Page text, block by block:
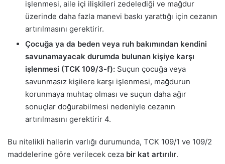
işlenmesi, aile içi ilişkileri zedelediği ve mağdur
üzerinde daha fazla manevi baskı yarattığı için cezanın
artırılmasını gerektirir.
Çocuğa ya da beden veya ruh bakımından kendini
savunamayacak durumda bulunan kişiye karşı
işlenmesi (TCK 109/3-f): Suçun çocuğa veya
savunmasız kişilere karşı işlenmesi, mağdurun
korunmaya muhtaç olması ve suçun daha ağır
sonuçlar doğurabilmesi nedeniyle cezanın
artırılmasını gerektirir 4.
Bu nitelikli hallerin varlığı durumunda, TCK 109/1 ve 109/2
maddelerine göre verilecek ceza bir kat artırılır.